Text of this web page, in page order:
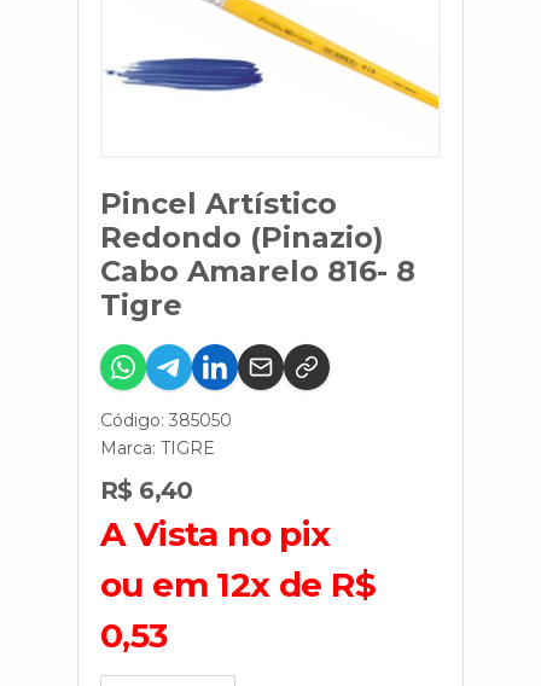
Pincel Artístico
Redondo (Pinazio)
Cabo Amarelo 816- 8
Tigre
Código: 385050
Marca: TIGRE
R$ 6,40
A Vista no pix
ou em 12x de R$
0,53